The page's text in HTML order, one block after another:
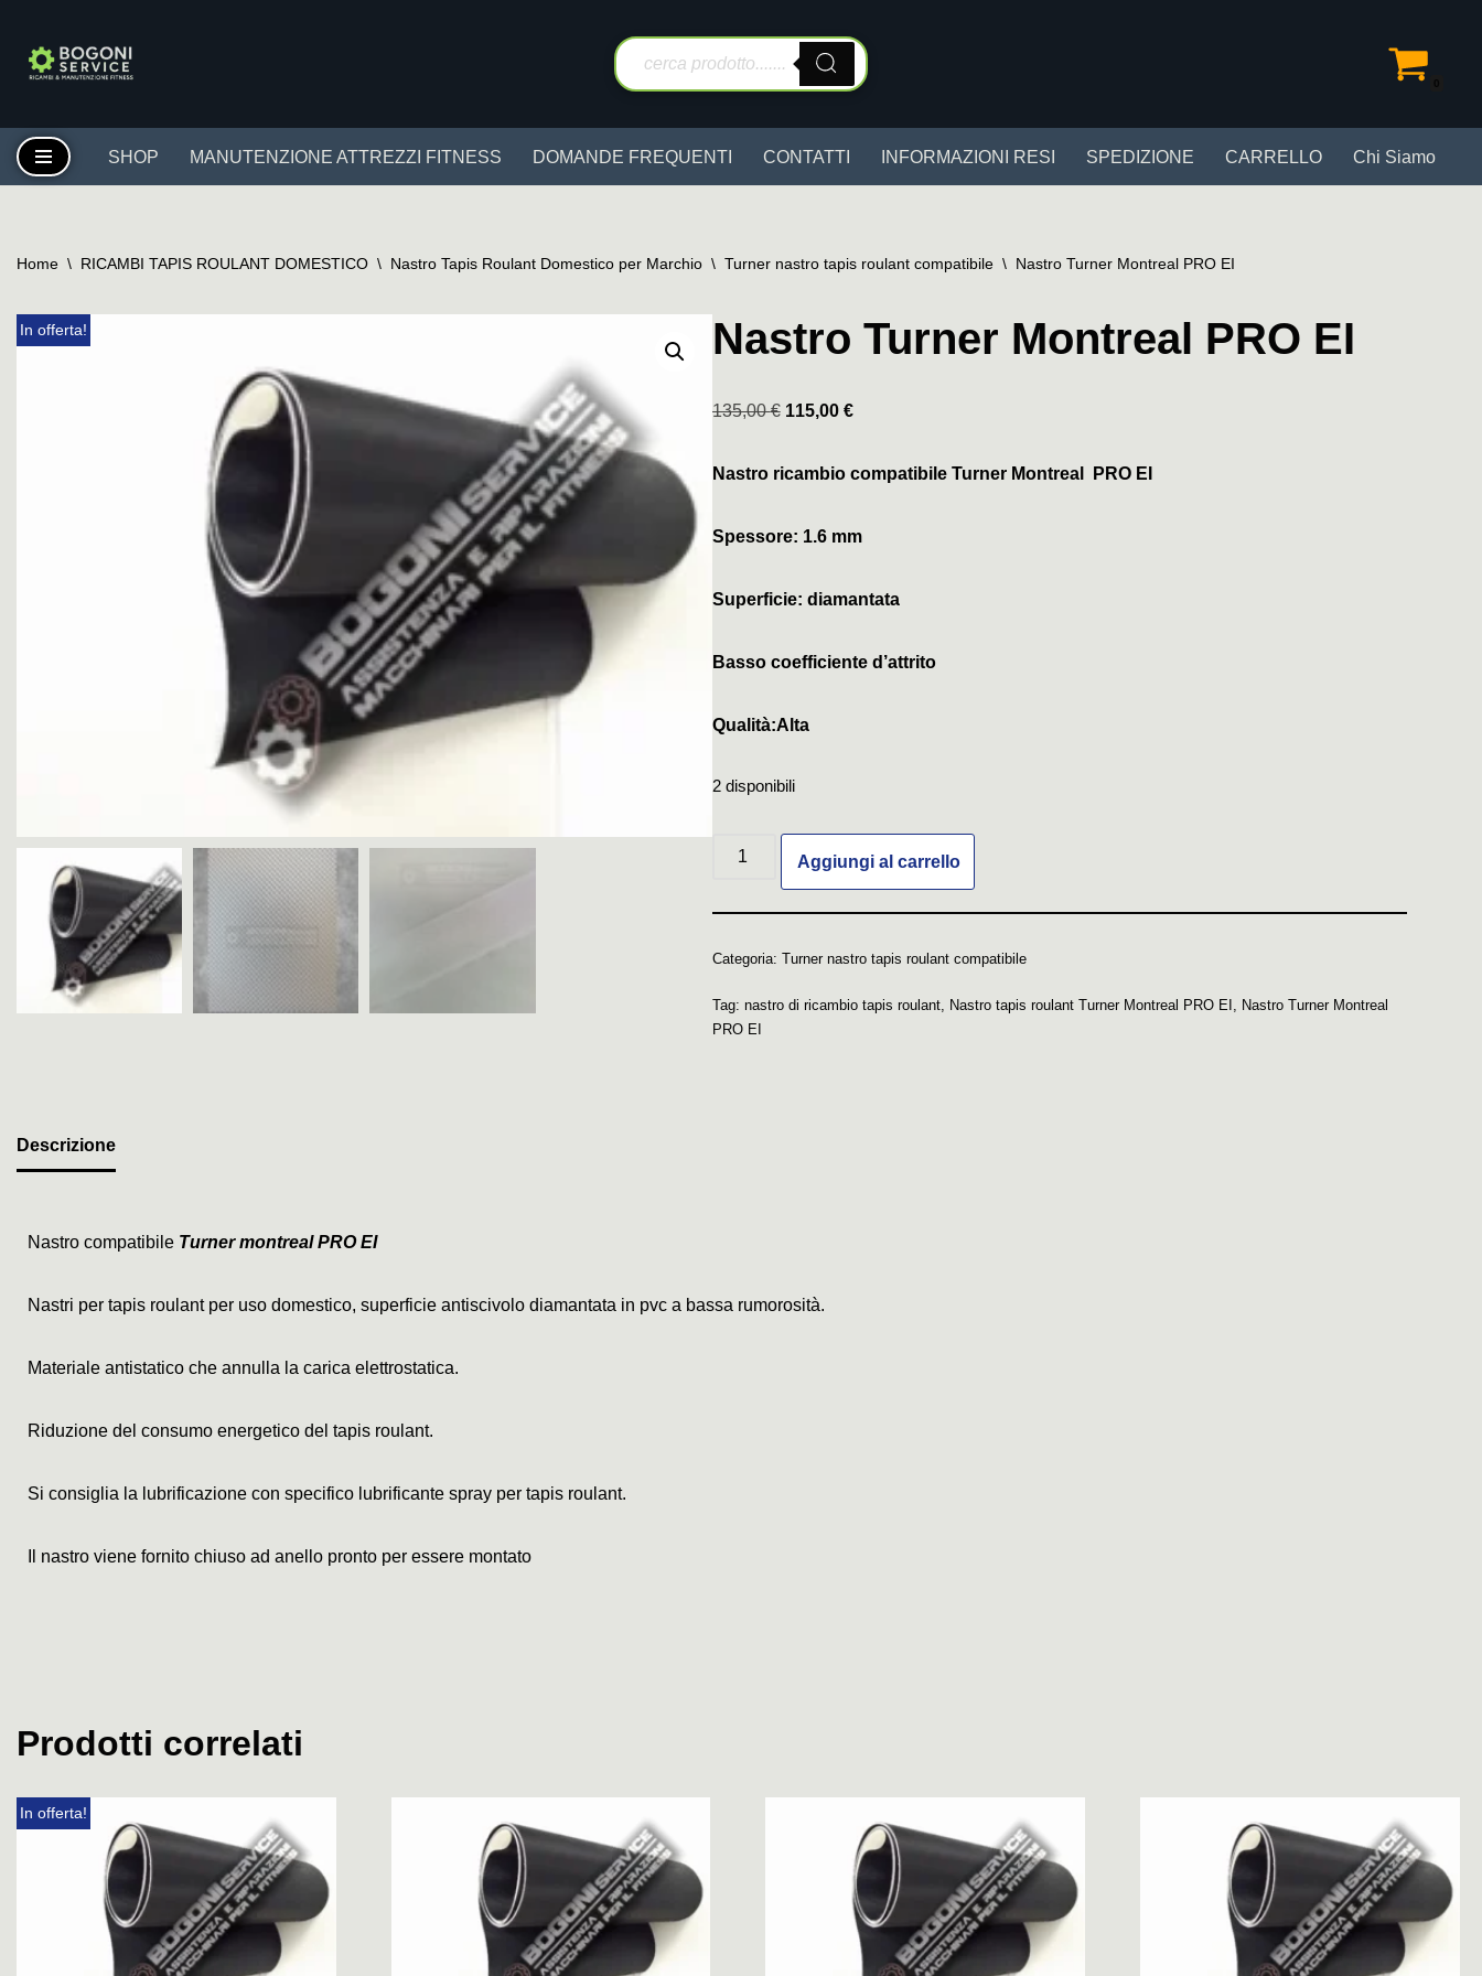
Vai
SHOP MANUTENZIONE ATTREZZI FITNESS DOMANDE FREQUENTI CONTATTI INFORMAZIONI RESI SPEDIZIONE CARRELLO Chi Siamo
Home \ RICAMBI TAPIS ROULANT DOMESTICO \ Nastro Tapis Roulant Domestico per Marchio \ Turner nastro tapis roulant compatibile \ Nastro Turner Montreal PRO EI
In offerta! Nastro Turner Montreal PRO EI
135,00€ 115,00 €
Nastro ricambio compatibile Turner Montreal PRO EI
Spessore: 1.6 mm
Superficie: diamantata
Basso coefficiente d’attrito
Qualità:Alta
2 disponibili
Aggiungi al carrello
Categoria: Turner nastro tapis roulant compatibile
Tag: nastro di ricambio tapis roulant, Nastro tapis roulant Turner Montreal PRO EI , Nastro Turner Montreal
PRO EI
Descrizione
Nastro compatibile Turner montreal PRO EI
Nastri per tapis roulant per uso domestico, superficie antiscivolo diamantata in pvc a bassa rumorosità.
Materiale antistatico che annulla la carica elettrostatica.
Riduzione del consumo energetico del tapis roulant.
Si consiglia la lubrificazione con specifico lubrificante spray per tapis roulant.
Il nastro viene fornito chiuso ad anello pronto per essere montato
Prodotti correlati
In offerta!